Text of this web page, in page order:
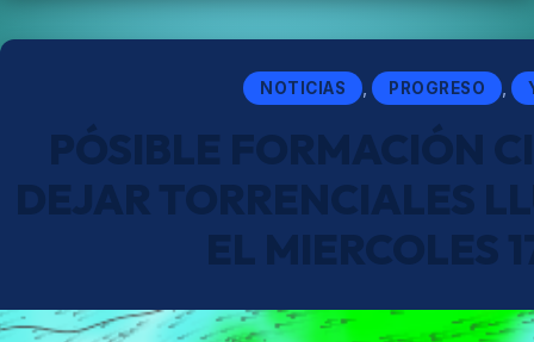
NOTICIAS , PROGRESO ,
PÓSIBLE FORMACIÓN
DEJAR TORRENCIALES
EL MIERCOLES